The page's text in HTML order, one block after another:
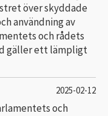
över skyddade
användning av
och rådets
gäller ett lämpligt
2025-02-12
och